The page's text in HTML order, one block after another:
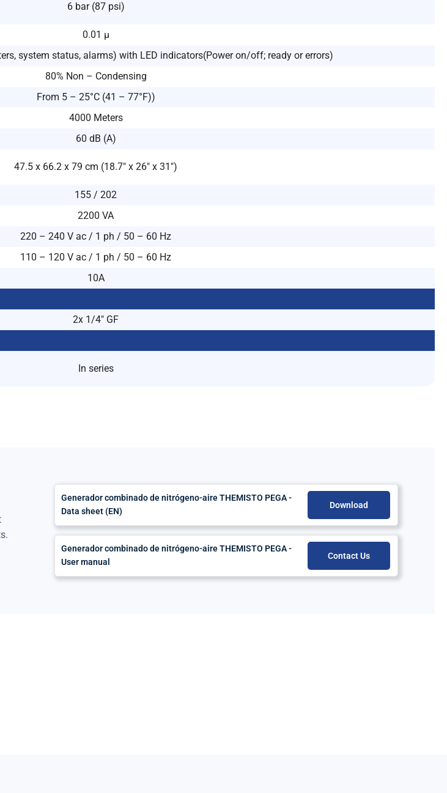
6 bar (87 psi)
0.01 μ
system status, alarms) with LED indicators(Power on/off; ready or errors)
80% Non – Condensing
From 5 – 25°C (41 – 77°F))
4000 Meters
60 dB (A)
47.5 x 66.2 x 79 cm (18.7″ x 26″ x 31″)
155 / 202
2200 VA
220 – 240 V ac / 1 ph / 50 – 60 Hz
110 – 120 V ac / 1 ph / 50 – 60 Hz
10A
2x 1/4″ GF
In series
Generador combinado de nitrógeno-aire THEMISTO PEGA -
Data sheet (EN)
Download
Generador combinado de nitrógeno-aire THEMISTO PEGA -
User manual
Contact Us